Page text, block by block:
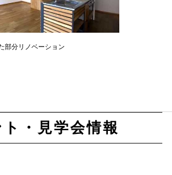
部分リノベーション
・見学会情報